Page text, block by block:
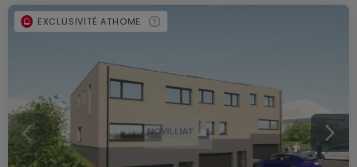
EXCLUSIVITÉ ATHOME